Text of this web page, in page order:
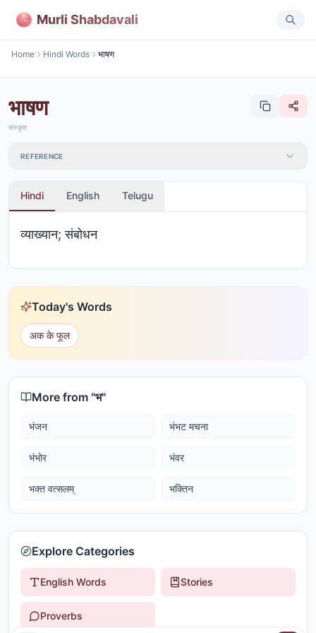
Murli Shabdavali
Home Hindi Words भाषण
भाषण
संस्कृत
REFERENCE
Hindi English Telugu
व्याख्यान; संबोधन
Today's Words
अक के फूल
More from "भ"
भंजन भंभट मचना
भंभोर भंवर
भक्त वत्सलम् भक्तिन
Explore Categories
English Words Stories
Proverbs